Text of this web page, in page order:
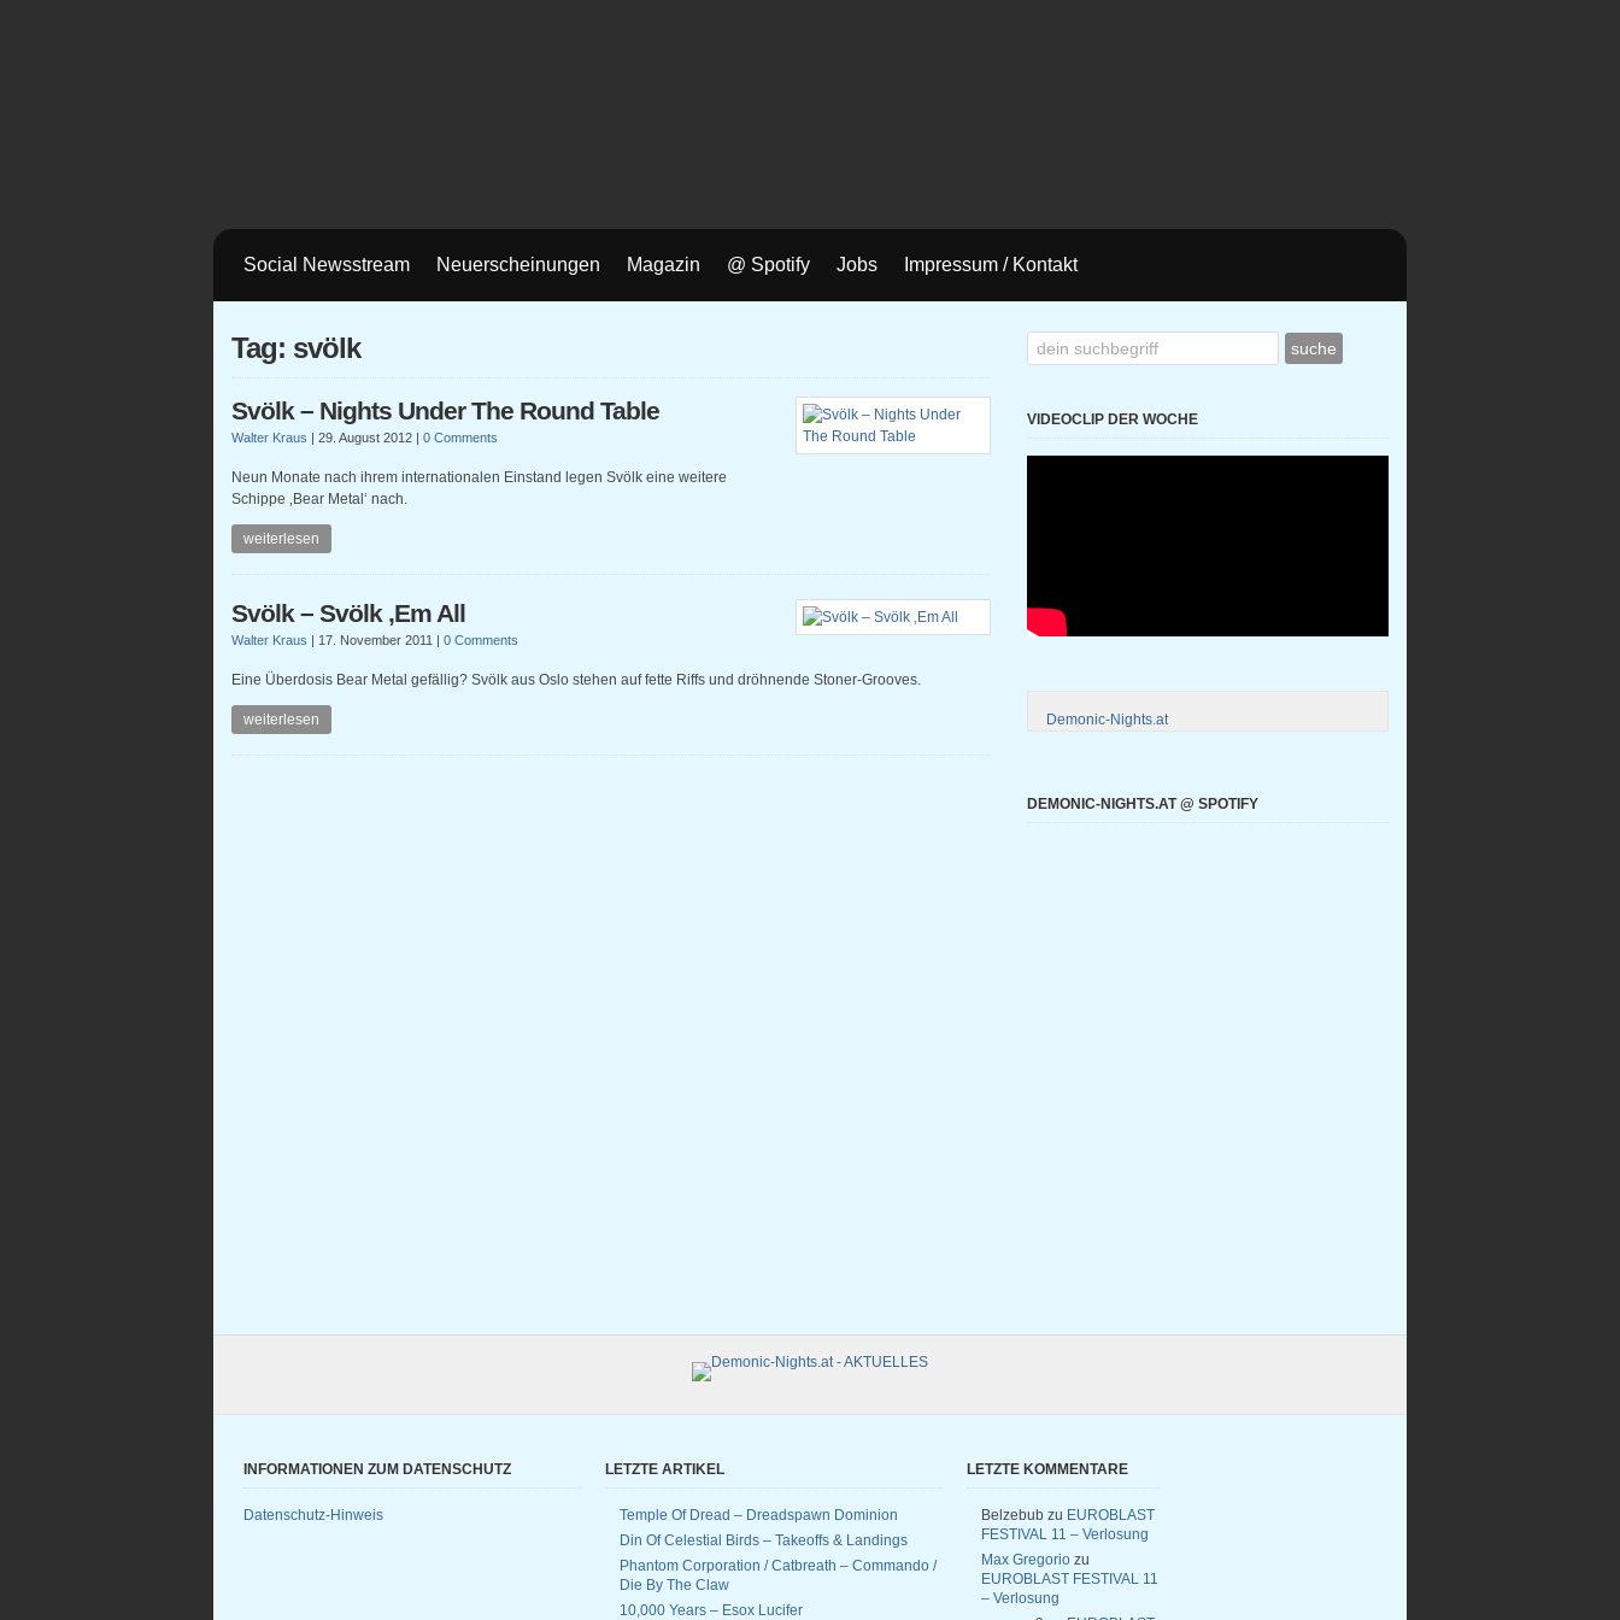
Social Newsstream Neuerscheinungen Magazin @ Spotify Jobs Impressum / Kontakt
Tag: svölk
Svölk – Nights Under The Round Table
Walter Kraus | 29. August 2012 | 0 Comments
Neun Monate nach ihrem internationalen Einstand legen Svölk eine weitere
Schippe ‚Bear Metal‘ nach.
weiterlesen
Svölk – Svölk ‚Em All
Walter Kraus | 17. November 2011 | 0 Comments
Eine Überdosis Bear Metal gefällig? Svölk aus Oslo stehen auf fette Riffs und dröhnende Stoner-Grooves.
weiterlesen
VIDEOCLIP DER WOCHE
Demonic-Nights.at
DEMONIC-NIGHTS.AT @ SPOTIFY
INFORMATIONEN ZUM DATENSCHUTZ
Datenschutz-Hinweis
LETZTE ARTIKEL
Temple Of Dread – Dreadspawn Dominion
Din Of Celestial Birds – Takeoffs & Landings
Phantom Corporation / Catbreath – Commando /
Die By The Claw
10,000 Years – Esox Lucifer
LETZTE KOMMENTARE
Belzebub zu EUROBLAST
FESTIVAL 11 – Verlosung
Max Gregorio zu
EUROBLAST FESTIVAL 11
– Verlosung